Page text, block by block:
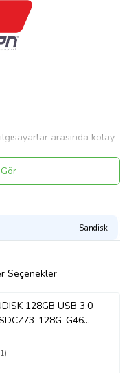
arasında kolay
hızlı USB
USB performansı
arasında
hızlarında çabucak
Ultra® Dual Drive
bilgisayarlar arasında
Android (Google Play ile
cihazınızın
olur. SanDisk Ultra Dual
Sandisk
Seçenekler
128GB USB 3.0
BELLEK